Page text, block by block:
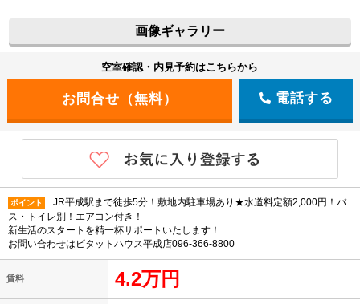
画像ギャラリー
空室確認・内見予約はこちらから
電話する
ポイント
JR平成駅まで徒歩5分！敷地内駐車場あり★水道料定額2,000円！バ
ス・トイレ別！エアコン付き！
新生活のスタートを精一杯サポートいたします！
お問い合わせはピタットハウス平成店096-366-8800
賃料 4.2万円